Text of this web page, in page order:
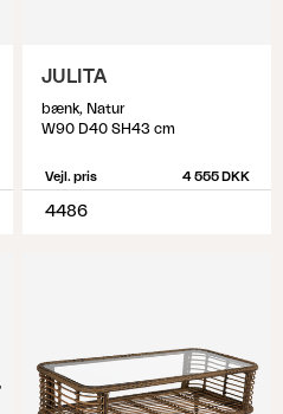
JULITA
bænk, Natur
W90 D40 SH43 cm
Vejl. pris 4 555 DKK
4486